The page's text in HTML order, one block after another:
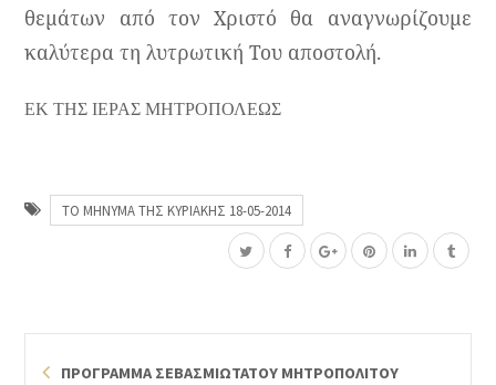
θεμάτων από τον Χριστό θα αναγνωρίζουμε
καλύτερα τη λυτρωτική Του αποστολή.
ΕΚ ΤΗΣ ΙΕΡΑΣ ΜΗΤΡΟΠΟΛΕΩΣ
ΤΟ ΜΗΝΥΜΑ ΤΗΣ ΚΥΡΙΑΚΗΣ 18-05-2014
ΠΡΟΓΡΑΜΜΑ ΣΕΒΑΣΜΙΩΤΑΤΟΥ ΜΗΤΡΟΠΟΛΙΤΟΥ